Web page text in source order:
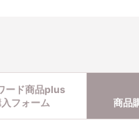
ード商品plus
フォーム
商品